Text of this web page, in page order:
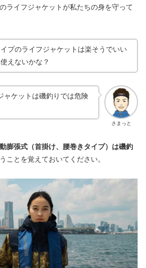
ライフジャケットが私たちの身を守って
プのライフジャケットは楽そうでいい
えないかな？
さまっと
ャケットは磯釣りでは危険
膨張式（首掛け、腰巻きタイプ）は磯釣
うことを覚えておいてください。